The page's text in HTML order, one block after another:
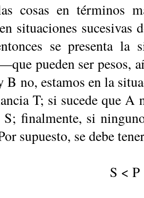
cosas en términos
situaciones
se presenta
pueden ser pesos,
B no, estamos en la
T; si sucede que
finalmente, si
supuesto, se debe tener
S <